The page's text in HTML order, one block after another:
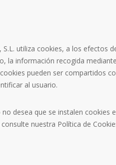
utiliza cookies, a los efectos
la información recogida
pueden ser compartidos
al usuario.
desea que se instalen
nuestra Política de